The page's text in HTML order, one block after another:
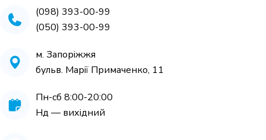
(098) 393-00-99
(050) 393-00-99
м. Запоріжжя
бульв. Марії Примаченко, 11
Пн-cб 8:00-20:00
Нд — вихідний